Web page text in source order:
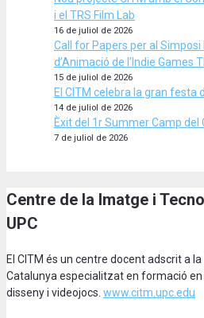
i el TRS Film Lab
16 de juliol de 2026
Call for Papers per al Simposi
d’Animació de l’Indie Games
15 de juliol de 2026
El CITM celebra la gran festa
14 de juliol de 2026
Èxit del 1r Summer Camp del
7 de juliol de 2026
Centre de la Imatge i
UPC
El CITM és un centre docent adscrit a
Catalunya especialitzat en formació
disseny i videojocs. www.citm.upc.edu